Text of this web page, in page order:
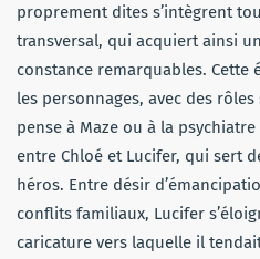
proprement dites s’intègrent
transversal, qui acquiert ainsi
constance remarquables. Cette
les personnages, avec des
pense à Maze ou à la
entre Chloé et Lucifer, qui sert
héros. Entre désir
conflits familiaux, Lucifer
caricature vers laquelle il